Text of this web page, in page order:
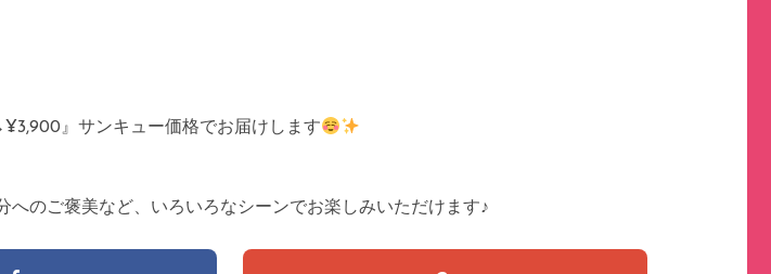
』サンキュー価格でお届けします
のご褒美など、いろいろなシーンでお楽しみいただけます♪